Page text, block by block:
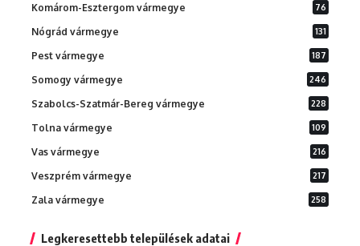
Komárom-Esztergom vármegye 76
Nógrád vármegye 131
Pest vármegye 187
Somogy vármegye 246
Szabolcs-Szatmár-Bereg vármegye 228
Tolna vármegye 109
Vas vármegye 216
Veszprém vármegye 217
Zala vármegye 258
Legkeresettebb települések adatai